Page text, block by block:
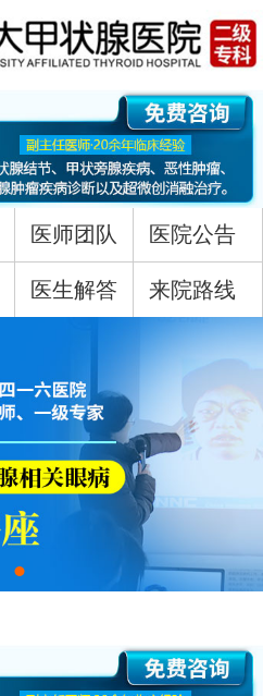
医师团队 医院公告
医生解答 来院路线